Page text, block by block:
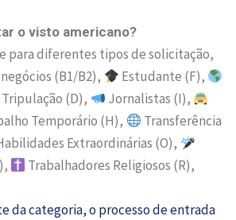
o visto americano?
para diferentes tipos de solicitação,
(B1/B2),
Estudante (F),
Tripulação (D),
Jornalistas (I),
Temporário (H),
Transferência
Extraordinárias (O),
Trabalhadores Religiosos (R),
da categoria, o processo de entrada